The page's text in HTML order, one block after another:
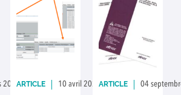
2025 Rédaction : PVG, CC
ARTICLE 10 avril 2024 Rédaction : Christophe
ARTICLE 04